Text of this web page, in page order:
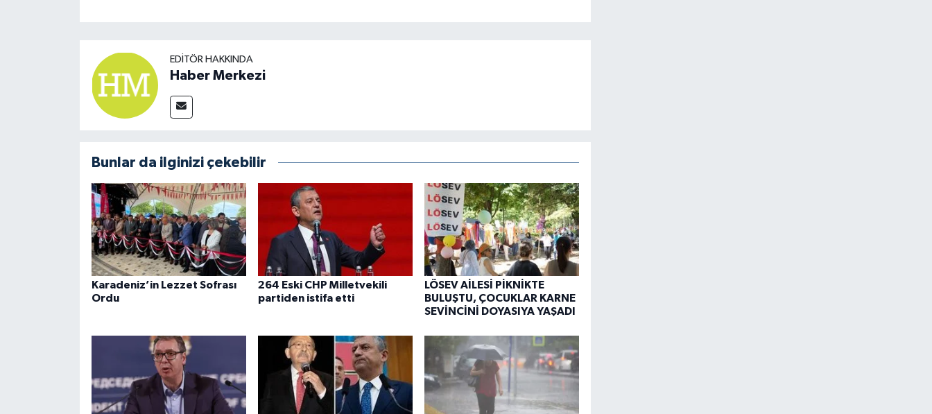
EDITÖR HAKKINDA
Haber Merkezi
Bunlar da ilginizi çekebilir
Karadeniz’in Lezzet Sofrası
Ordu
264 Eski CHP Milletvekili
partiden istifa etti
LÖSEV AİLESİ PİKNİKTE
BULUŞTU, ÇOCUKLAR KARNE
SEVİNCİNİ DOYASIYA YAŞADI